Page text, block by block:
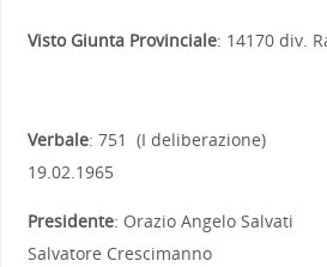
Visto Giunta Provinciale: 14170 div.
Verbale: 751 (I
19.02.1965
Presidente: Orazio Angelo Salvati
Salvatore Crescimanno